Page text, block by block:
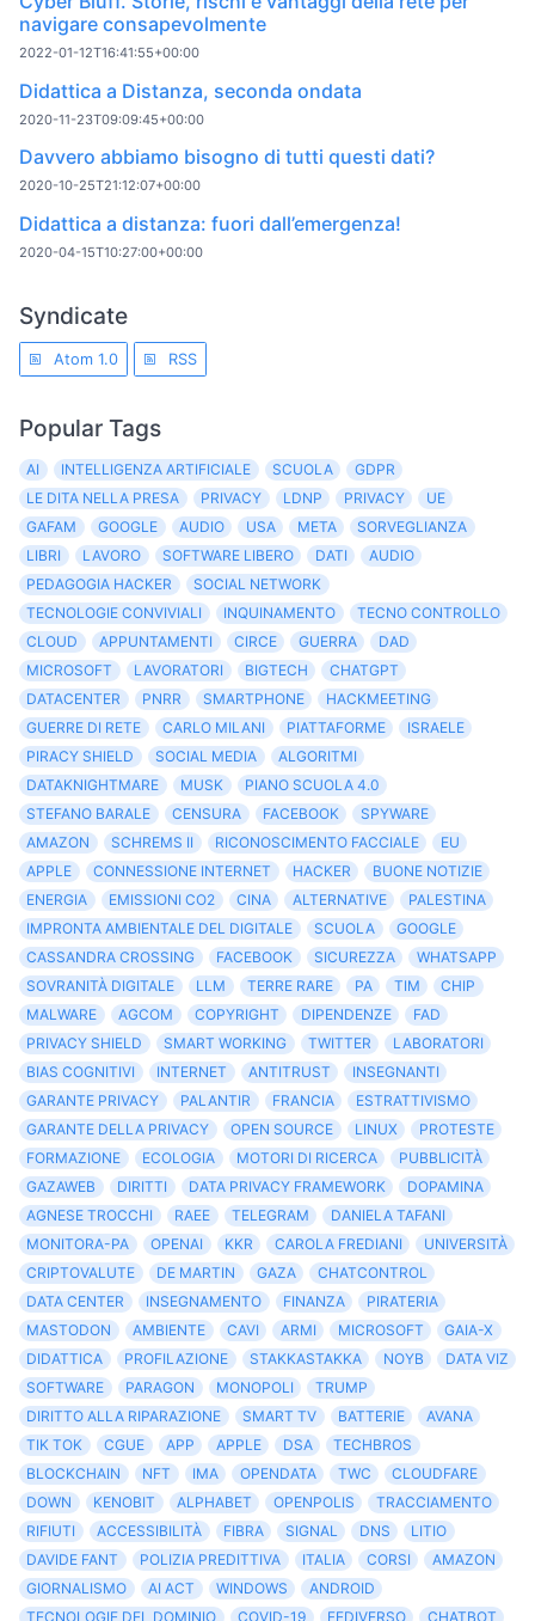
navigare consapevolmente
2022-01-12T16:41:55+00:00
Didattica a Distanza, seconda ondata
2020-11-23T09:09:45+00:00
Davvero abbiamo bisogno di tutti questi dati?
2020-10-25T21:12:07+00:00
Didattica a distanza: fuori dall’emergenza!
2020-04-15T10:27:00+00:00
Syndicate
Atom 1.0 RSS
Popular Tags
AI INTELLIGENZA ARTIFICIALE SCUOLA
GDPR
LE DITA NELLA PRESA
PRIVACY LDNP PRIVACY
UE
GAFAM
GOOGLE AUDIO USA META
SORVEGLIANZA
LIBRI
LAVORO SOFTWARE LIBERO DATI
AUDIO
PEDAGOGIA HACKER
SOCIAL NETWORK
TECNOLOGIE CONVIVIALI
INQUINAMENTO
TECNO CONTROLLO
CLOUD
APPUNTAMENTI CIRCE GUERRA
DAD
MICROSOFT
LAVORATORI BIGTECH
CHATGPT
DATACENTER
PNRR SMARTPHONE
HACKMEETING
GUERRE DI RETE
CARLO MILANI PIATTAFORME
ISRAELE
PIRACY SHIELD
SOCIAL MEDIA
ALGORITMI
DATAKNIGHTMARE
MUSK
PIANO SCUOLA 4.0
STEFANO BARALE
CENSURA FACEBOOK
SPYWARE
AMAZON
SCHREMS II RICONOSCIMENTO FACCIALE
EU
APPLE
CONNESSIONE INTERNET HACKER
BUONE NOTIZIE
ENERGIA
EMISSIONI CO2 CINA ALTERNATIVE
PALESTINA
IMPRONTA AMBIENTALE DEL DIGITALE
SCUOLA
GOOGLE
CASSANDRA CROSSING
FACEBOOK SICUREZZA
WHATSAPP
SOVRANITÀ DIGITALE
LLM TERRE RARE PA TIM
CHIP
MALWARE
AGCOM COPYRIGHT DIPENDENZE
FAD
PRIVACY SHIELD
SMART WORKING TWITTER
LABORATORI
BIAS COGNITIVI
INTERNET ANTITRUST
INSEGNANTI
GARANTE PRIVACY
PALANTIR FRANCIA
ESTRATTIVISMO
GARANTE DELLA PRIVACY
OPEN SOURCE LINUX
PROTESTE
FORMAZIONE
ECOLOGIA MOTORI DI RICERCA
PUBBLICITÀ
GAZAWEB
DIRITTI DATA PRIVACY FRAMEWORK
DOPAMINA
AGNESE TROCCHI
RAEE TELEGRAM
DANIELA TAFANI
MONITORA-PA
OPENAI KKR CAROLA FREDIANI
UNIVERSITÀ
CRIPTOVALUTE
DE MARTIN GAZA
CHATCONTROL
DATA CENTER
INSEGNAMENTO FINANZA
PIRATERIA
MASTODON
AMBIENTE CAVI ARMI MICROSOFT
GAIA-X
DIDATTICA
PROFILAZIONE STAKKASTAKKA NOYB
DATA VIZ
SOFTWARE
PARAGON MONOPOLI
TRUMP
DIRITTO ALLA RIPARAZIONE
SMART TV BATTERIE
AVANA
TIK TOK
CGUE APP APPLE DSA
TECHBROS
BLOCKCHAIN
NFT IMA OPENDATA TWC
CLOUDFARE
DOWN
KENOBIT ALPHABET OPENPOLIS
TRACCIAMENTO
RIFIUTI
ACCESSIBILITÀ FIBRA SIGNAL DNS
LITIO
DAVIDE FANT
POLIZIA PREDITTIVA ITALIA CORSI
AMAZON
GIORNALISMO
AI ACT WINDOWS
ANDROID
TECNOLOGIE DEL DOMINIO
COVID-19 FEDIVERSO CHATBOT